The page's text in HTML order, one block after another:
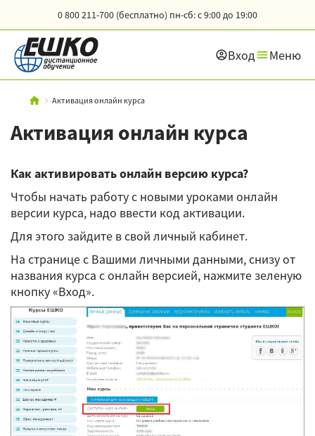
0 800 211-700 (бесплатно) пн-сб: с 9:00 до 19:00
Вход Меню
Активация онлайн курса
Активация онлайн курса
Как активировать онлайн версию курса?
Чтобы начать работу с новыми уроками онлайн
версии курса, надо ввести код активации.
Для этого зайдите в свой личный кабинет.
На странице с Вашими личными данными, снизу от
названия курса с онлайн версией, нажмите зеленую
кнопку «Вход».